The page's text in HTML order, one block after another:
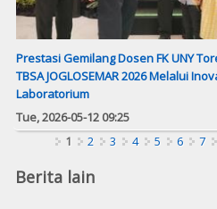
Prestasi Gemilang Dosen FK UNY
TBSA JOGLOSEMAR 2026 Melalui
Laboratorium
Tue, 2026-05-12 09:25
1 2 3 4 5 6 7
Berita lain